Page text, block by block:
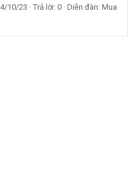
4/10/23 Trả lời: 0 Diễn đàn: Mua